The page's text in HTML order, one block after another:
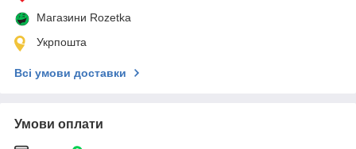
Магазини Rozetka
Укрпошта
Всі умови доставки
Умови оплати